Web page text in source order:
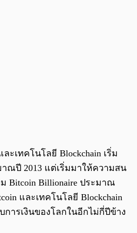
ะเทคโนโลยี Blockchain เริ่ม
ณปี 2013 แต่เริ่มมาให้ความสน
Bitcoin Billionaire ประมาณ
และเทคโนโลยี Blockchain
การเงินของโลกในอีกไม่กี่ปีข้าง